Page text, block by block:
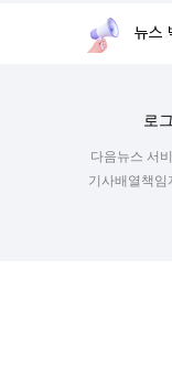
뉴스
로
다음뉴스 서
기사배열책임